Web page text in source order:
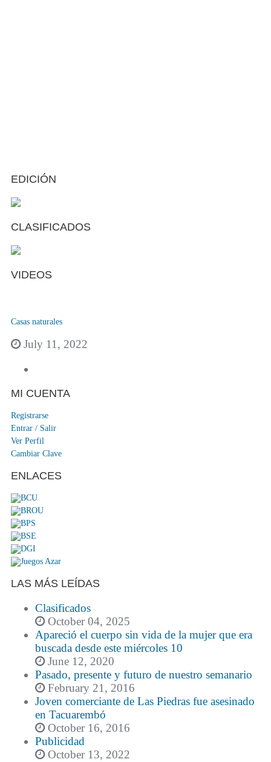
EDICIÓN
CLASIFICADOS
VIDEOS
Casas naturales
July 11, 2022
MI CUENTA
Registrarse
Entrar / Salir
Ver Perfil
Cambiar Clave
ENLACES
LAS MÁS LEÍDAS
Clasificados
October 04, 2025
Apareció el cuerpo sin vida de la mujer que era
buscada desde este miércoles 10
June 12, 2020
Pasado, presente y futuro de nuestro semanario
February 21, 2016
Joven comerciante de Las Piedras fue asesinado
en Tacuarembó
October 16, 2016
Publicidad
October 13, 2022